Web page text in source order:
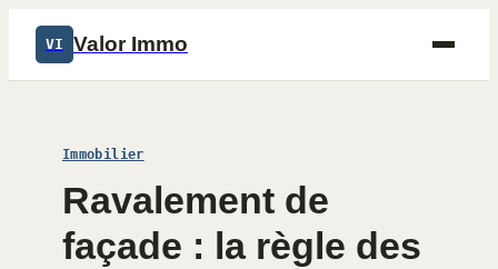
VI Valor Immo
Immobilier
Ravalement de
façade : la règle des